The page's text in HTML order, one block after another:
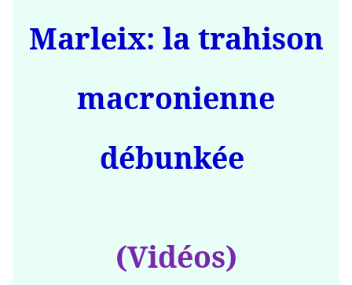
Marleix: la trahison
macronienne
débunkée
(Vidéos)